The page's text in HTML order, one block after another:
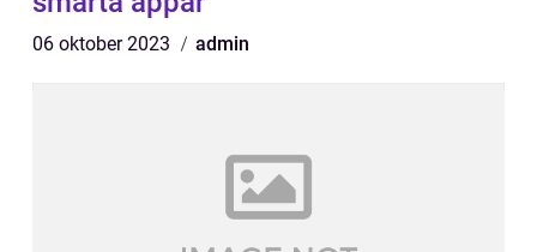
06 oktober 2023 admin